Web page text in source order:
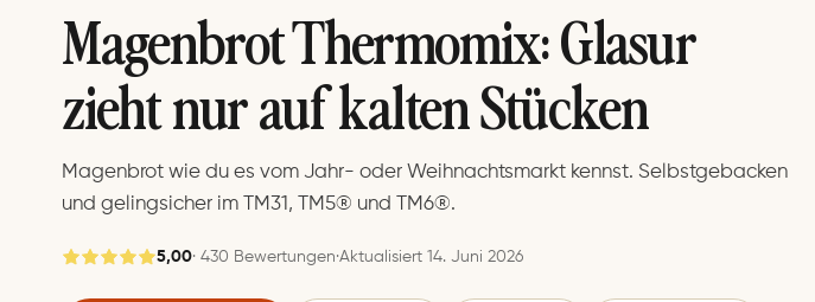
Magenbrot Thermomix: Glasur
zieht nur auf kalten Stücken
Magenbrot wie du es vom Jahr- oder Weihnachtsmarkt kennst. Selbstgebacken
und gelingsicher im TM31, TM5® und TM6®.
5,00· 430 Bewertungen·Aktualisiert 14. Juni 2026